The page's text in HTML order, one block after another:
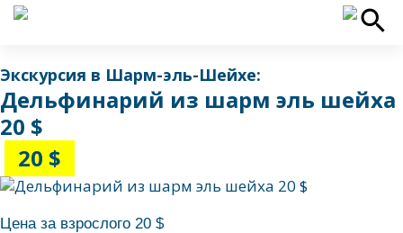
Экскурсия в Шарм-эль-Шейхе:
Дельфинарий из шарм эль шейха
20 $
20 $
Цена за взрослого 20 $